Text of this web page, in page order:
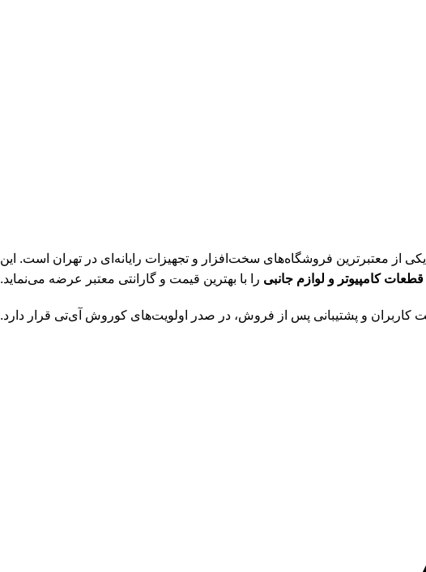
یکی از معتبرترین فروشگاه‌های سخت‌افزار و تجهیزات رایانه‌ای در تهران است. این
قطعات کامپیوتر و لوازم جانبی را با بهترین قیمت و گارانتی معتبر عرضه می‌نماید.
کاربران و پشتیبانی پس از فروش، در صدر اولویت‌های کوروش آی‌تی قرار دارد.